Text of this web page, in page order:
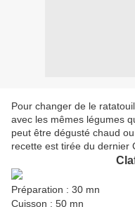
Pour changer de le
avec les mêmes légumes
peut être dégusté chaud
recette est tirée du dernier
Préparation : 30 mn
Cuisson : 50 mn